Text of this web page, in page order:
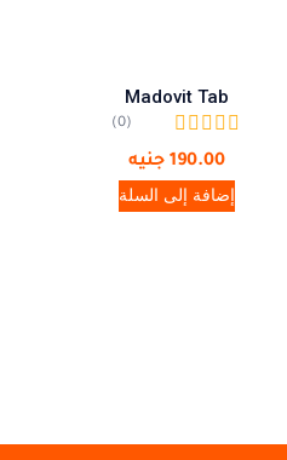
Madovit Tab
(0)
190.00 جنيه
إضافة إلى السلة